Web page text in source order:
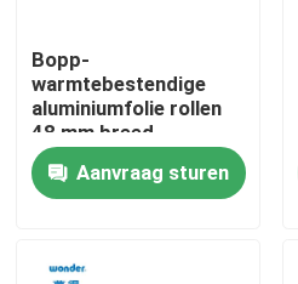
Producten
Video's
Bopp-
warmtebestendige
aluminiumfolie rollen
48 mm breed
verpakking
Aanvraag sturen